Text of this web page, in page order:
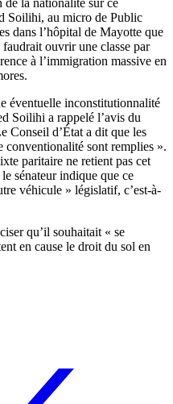
Soilihi, au micro de Public
dans l’hôpital de Mayotte que
ouvrir une classe par
à l’immigration massive en
éventuelle inconstitutionnalité
Soilihi a rappelé l’avis du
Conseil d’État a dit que les
conventionalité sont remplies ».
paritaire ne retient pas cet
sénateur indique que ce
véhicule » législatif, c’est-à-
qu’il souhaitait « se
en cause le droit du sol en